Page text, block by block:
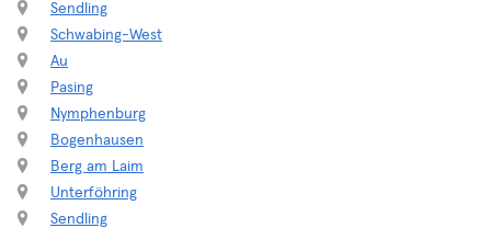
Sendling
Schwabing-West
Au
Pasing
Nymphenburg
Bogenhausen
Berg am Laim
Unterföhring
Sendling